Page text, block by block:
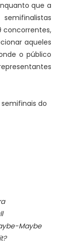
que a
concorrentes,
aqueles
o público
do
Maybe